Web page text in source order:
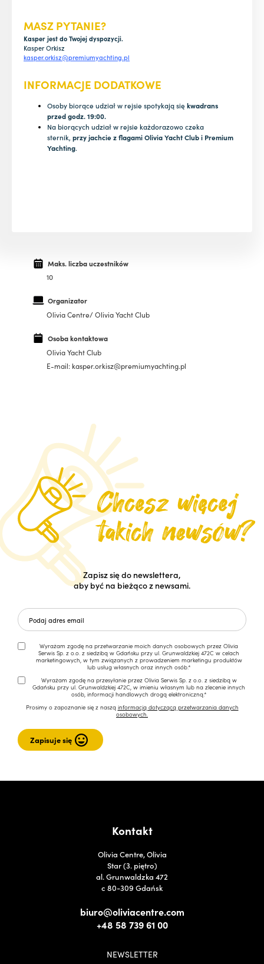
MASZ PYTANIE?
Kasper jest do Twojej dyspozycji.
Kasper Orkisz
kasper.orkisz@premiumyachting.pl
INFORMACJE DODATKOWE
Osoby biorące udział w rejsie spotykają się kwadrans
przed godz. 19:00.
Na biorących udział w rejsie każdorazowo czeka
sternik, przy jachcie z flagami Olivia Yacht Club i Premium
Yachting.
Maks. liczba uczestników
10
Organizator
Olivia Centre/ Olivia Yacht Club
Osoba kontaktowa
Olivia Yacht Club
E-mail: kasper.orkisz@premiumyachting.pl
Zapisz się do newslettera,
aby być na bieżąco z newsami.
Wyrażam zgodę na przetwarzanie moich danych osobowych przez Olivia
Serwis Sp. z o.o. z siedzibą w Gdańsku przy ul. Grunwaldzkiej 472C w celach
marketingowych, w tym związanych z prowadzeniem marketingu produktów
lub usług własnych oraz innych osób.*
Wyrażam zgodę na przesyłanie przez Olivia Serwis Sp. z o.o. z siedzibą w
Gdańsku przy ul. Grunwaldzkiej 472C, w imieniu własnym lub na zlecenie innych
osób, informacji handlowych drogą elektroniczną.*
Prosimy o zapoznanie się z naszą informacją dotyczącą przetwarzania danych
osobowych.
Kontakt
Olivia Centre, Olivia
Star (3. piętro)
al. Grunwaldzka 472
c 80-309 Gdańsk
biuro@oliviacentre.com
+48 58 739 61 00
NEWSLETTER